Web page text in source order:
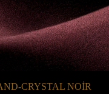
CRYSTAL NOİR